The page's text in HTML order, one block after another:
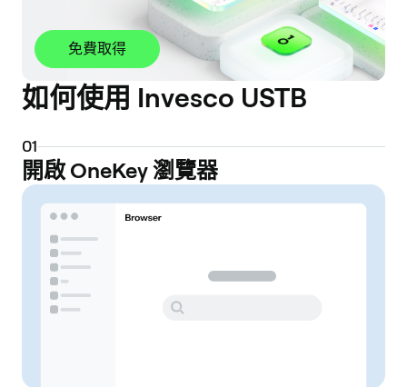
免費取得
如何使用 Invesco USTB
01
開啟 OneKey 瀏覽器